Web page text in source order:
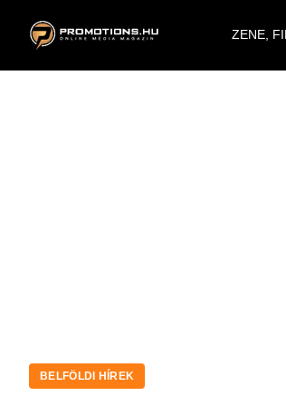
ZENE,
BELFÖLDI HÍREK